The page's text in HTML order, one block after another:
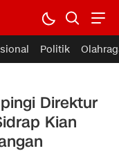
Politik
Direktur
Kian